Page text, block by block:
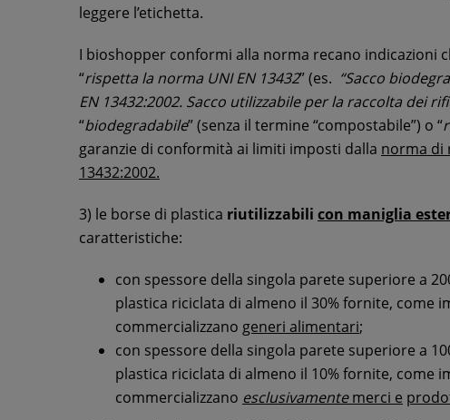
leggere l’etichetta.
I bioshopper conformi alla norma recano indicazioni
“rispetta la norma UNI EN 13432” (es. “Sacco
EN 13432:2002. Sacco utilizzabile per la raccolta dei
“biodegradabile” (senza il termine “compostabile”) o “
garanzie di conformità ai limiti imposti dalla norma di
13432:2002.
3) le borse di plastica riutilizzabili con maniglia
caratteristiche:
con spessore della singola parete superiore a
plastica riciclata di almeno il 30% fornite, come
commercializzano generi alimentari;
con spessore della singola parete superiore a
plastica riciclata di almeno il 10% fornite, come
commercializzano esclusivamentemerci e